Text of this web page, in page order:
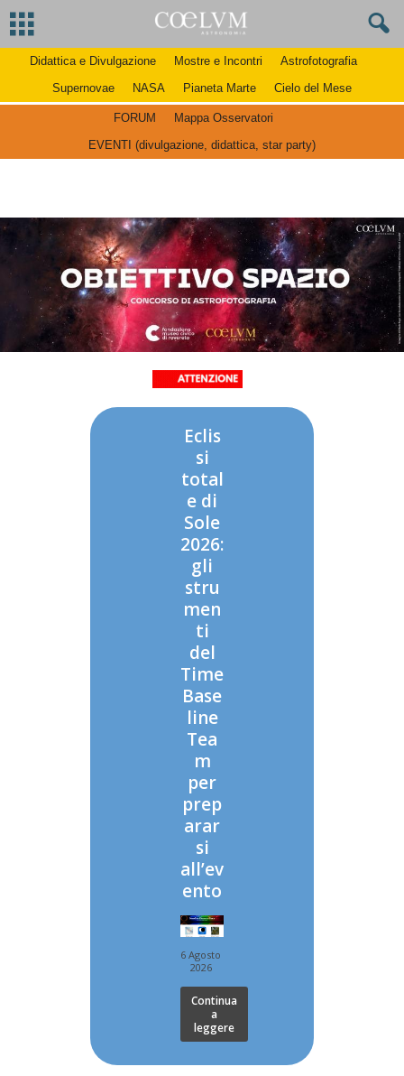
Didattica e Divulgazione Mostre e Incontri
Astrofotografia
Supernovae
NASA Pianeta Marte Cielo del Mese
FORUM
Mappa Osservatori
EVENTI (divulgazione, didattica, star party)
Eclis
si
total
e di
Sole
2026:
gli
stru
men
ti
del
Time
Base
line
Tea
m
per
prep
arar
si
all’ev
ento
6 Agosto
2026
Continua
a
leggere